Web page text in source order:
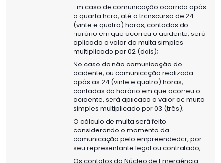
Em caso de comunicação ocorrida após
a quarta hora, até o transcurso de 24
(vinte e quatro) horas, contadas do
horário em que ocorreu o acidente, será
aplicado o valor da multa simples
multiplicado por 02 (dois);
No caso de não comunicação do
acidente, ou comunicação realizada
após as 24 (vinte e quatro) horas,
contadas do horário em que ocorreu o
acidente, será aplicado o valor da multa
simples multiplicado por 03 (três);
O cálculo de multa será feito
considerando o momento da
comunicação pelo empreendedor, por
seu representante legal ou contratado;
Os contatos do Núcleo de Emergência